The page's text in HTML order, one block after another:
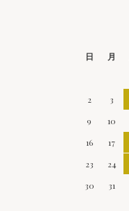
日 月
2
3
9
10
16
17
23
24
30
31